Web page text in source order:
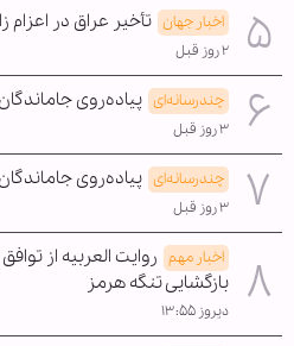
اخبار جهان تأخیر عراق در اعزام
۲ روز قبل
چندرسانه‌ای پیاده‌روی
۳ روز قبل
چندرسانه‌ای پیاده‌روی
۳ روز قبل
اخبار مهم روایت العربیه از
بازگشایی تنگه هرمز
دیروز ۱۳:۵۵